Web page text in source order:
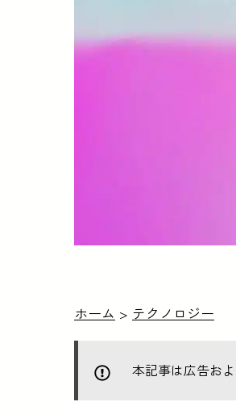
ホーム > テクノロジー
本記事は広告お